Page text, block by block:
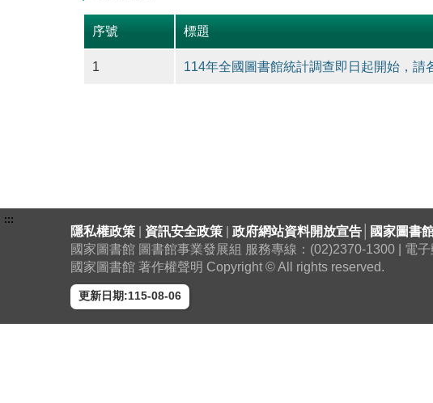
序號 標題
1 114年全國圖書館統計調查即日起開始，請
:::
隱私權政策 資訊安全政策 政府網站資料開放宣告
國家圖書
國家圖書館 圖書館事業發展組 服務專線：(02)2370-1300 | 電
國家圖書館 著作權聲明 Copyright © All rights reserved.
更新日期:115-08-06